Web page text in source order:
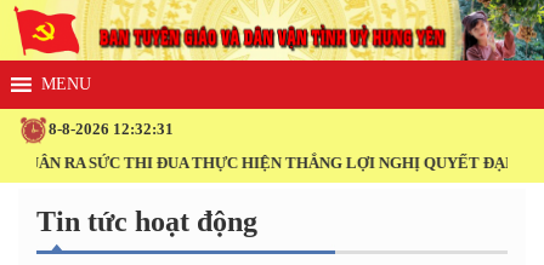
8-8-2026 12:32:31
RA SỨC THI ĐUA THỰC HIỆN THẮNG LỢI NGHỊ QUYẾT ĐẠI HỘI XIV
Tin tức hoạt động